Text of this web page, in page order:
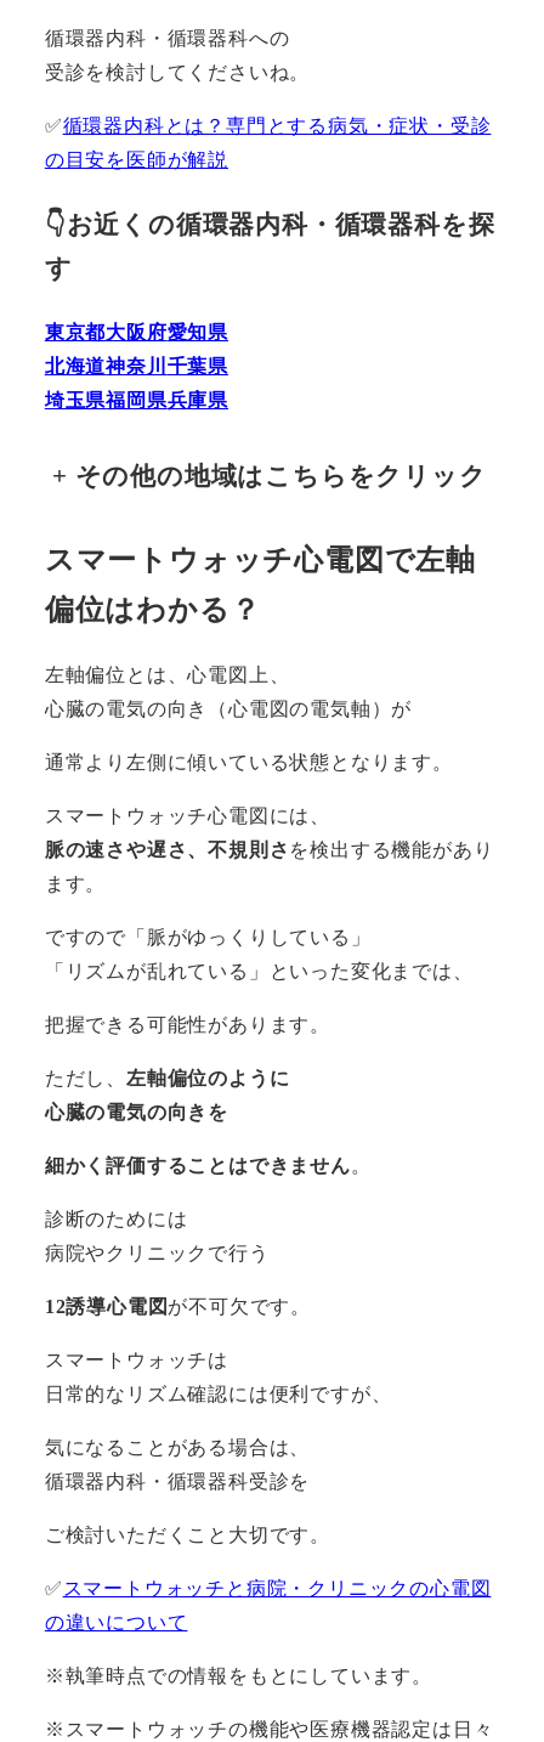
循環器内科・循環器科への
受診を検討してくださいね。
✅循環器内科とは？専門とする病気・症状・受診
の目安を医師が解説
👇お近くの循環器内科・循環器科を探
す
東京都大阪府愛知県
北海道神奈川 千葉県
埼玉県福岡県兵庫県
+ その他の地域はこちらをクリック
スマートウォッチ心電図で左軸
偏位はわかる？
左軸偏位とは、心電図上、
心臓の電気の向き（心電図の電気軸）が
通常より左側に傾いている状態となります。
スマートウォッチ心電図には、
脈の速さや遅さ、不規則さ を検出する機能があり
ます。
ですので「脈がゆっくりしている」
「リズムが乱れている」といった変化までは、
把握できる可能性があります。
ただし、 左軸偏位のように
心臓の電気の向きを
細かく評価することはできません。
診断のためには
病院やクリニックで行う
12誘導心電図 が不可欠です。
スマートウォッチは
日常的なリズム確認には便利ですが、
気になることがある場合は、
循環器内科・循環器科受診を
ご検討いただくこと大切です。
✅ スマートウォッチと病院・クリニックの心電図
の違いについて
※執筆時点での情報をもとにしています。
※スマートウォッチの機能や医療機器認定は日々